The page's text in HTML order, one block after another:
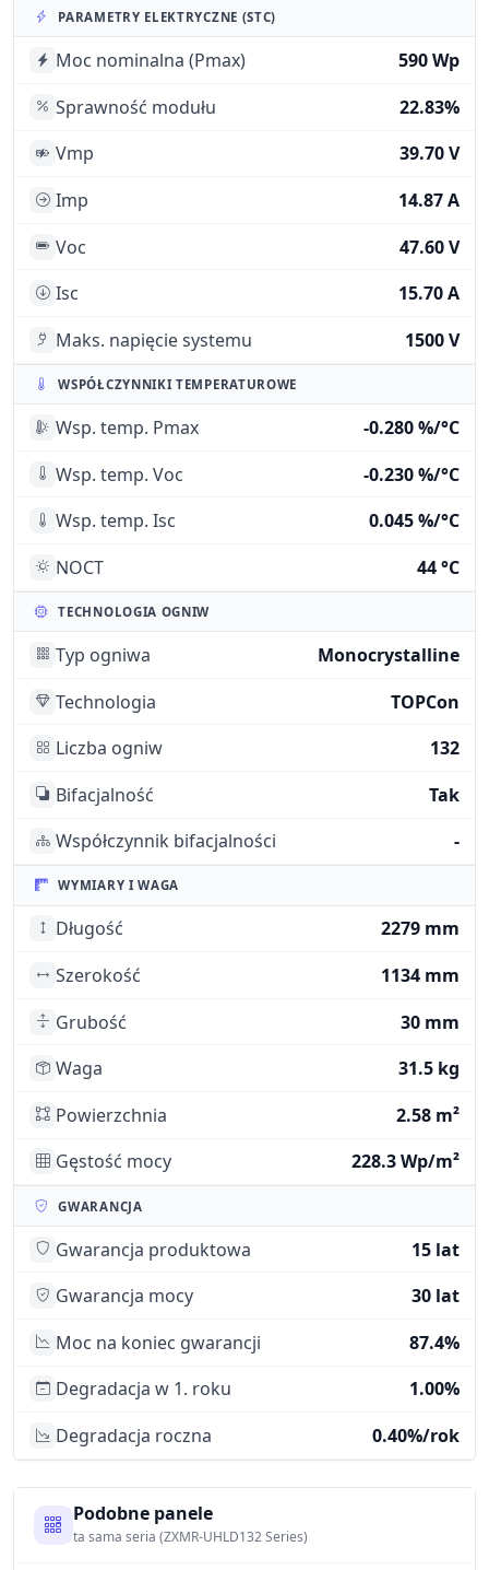
PARAMETRY ELEKTRYCZNE (STC)
Moc nominalna (Pmax)
590 Wp
Sprawność modułu
22.83%
Vmp
39.70 V
Imp
14.87 A
Voc
47.60 V
Isc
15.70 A
Maks. napięcie systemu
1500 V
WSPÓŁCZYNNIKI TEMPERATUROWE
Wsp. temp. Pmax
-0.280 %/°C
Wsp. temp. Voc
-0.230 %/°C
Wsp. temp. Isc
0.045 %/°C
NOCT
44 °C
TECHNOLOGIA OGNIW
Typ ogniwa
Monocrystalline
Technologia
TOPCon
Liczba ogniw
132
Bifacjalność
Tak
Współczynnik bifacjalności
-
WYMIARY I WAGA
Długość
2279 mm
Szerokość
1134 mm
Grubość
30 mm
Waga
31.5 kg
Powierzchnia
2.58 m²
Gęstość mocy
228.3 Wp/m²
GWARANCJA
Gwarancja produktowa
15 lat
Gwarancja mocy
30 lat
Moc na koniec gwarancji
87.4%
Degradacja w 1. roku
1.00%
Degradacja roczna
0.40%/rok
Podobne panele
ta sama seria (ZXMR-UHLD132 Series)